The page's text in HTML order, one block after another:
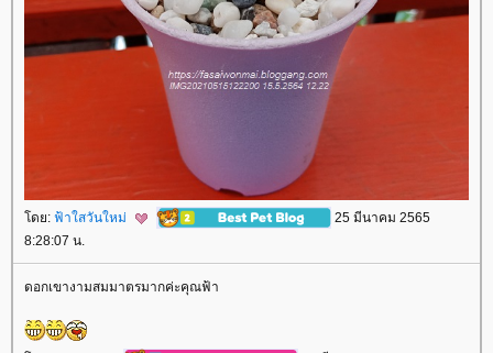
ดย: ฟ้าใสวันใหม่
25 มีนาคม 2565
8:28:07 น.
ดอกเขางามสมมาตรมากค่ะคุณฟ้า